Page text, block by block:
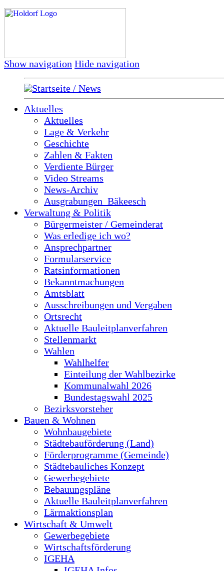
Show navigation Hide navigation
Startseite / News
Aktuelles
Aktuelles
Lage & Verkehr
Geschichte
Zahlen & Fakten
Verdiente Bürger
Video Streams
News-Archiv
Ausgrabungen_Bäkeesch
Verwaltung & Politik
Bürgermeister / Gemeinderat
Was erledige ich wo?
Ansprechpartner
Formularservice
Ratsinformationen
Bekanntmachungen
Amtsblatt
Ausschreibungen und Vergaben
Ortsrecht
Aktuelle Bauleitplanverfahren
Stellenmarkt
Wahlen
Wahlhelfer
Einteilung der Wahlbezirke
Kommunalwahl 2026
Bundestagswahl 2025
Bezirksvorsteher
Bauen & Wohnen
Wohnbaugebiete
Städtebauförderung (Land)
Förderprogramme (Gemeinde)
Städtebauliches Konzept
Gewerbegebiete
Bebauungspläne
Aktuelle Bauleitplanverfahren
Lärmaktionsplan
Wirtschaft & Umwelt
Gewerbegebiete
Wirtschaftsförderung
IGEHA